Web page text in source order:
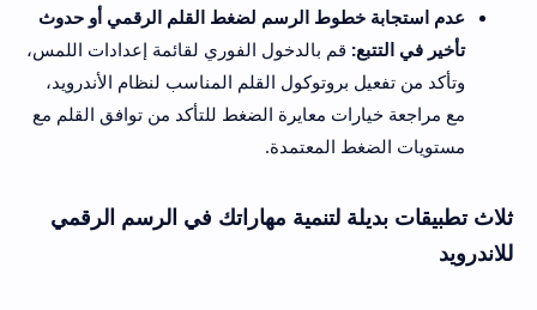
عدم استجابة خطوط الرسم لضغط القلم الرقمي أو حدوث
تأخير في التتبع: قم بالدخول الفوري لقائمة إعدادات اللمس،
وتأكد من تفعيل بروتوكول القلم المناسب لنظام الأندرويد،
مع مراجعة خيارات معايرة الضغط للتأكد من توافق القلم مع
مستويات الضغط المعتمدة.
ثلاث تطبيقات بديلة لتنمية مهاراتك في الرسم الرقمي
للاندرويد